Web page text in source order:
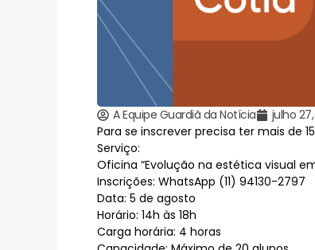
A Equipe Guardiã da Notícia julho
Para se inscrever precisa ter mais de
Serviço:
Oficina “Evolução na estética visual
Inscrições: WhatsApp (11) 94130-2797
Data: 5 de agosto
Horário: 14h às 18h
Carga horária: 4 horas